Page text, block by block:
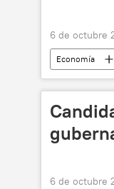
6 de octubre
Economía
Andrés
6 de octubre